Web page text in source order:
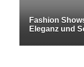
Fashion
Eleganz und